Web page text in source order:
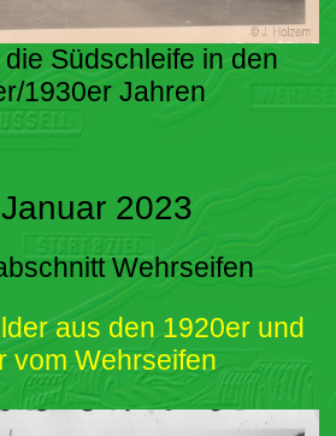
Südschleife in den
1930er Jahren
2023
Wehrseifen
aus den 1920er und
vom Wehrseifen